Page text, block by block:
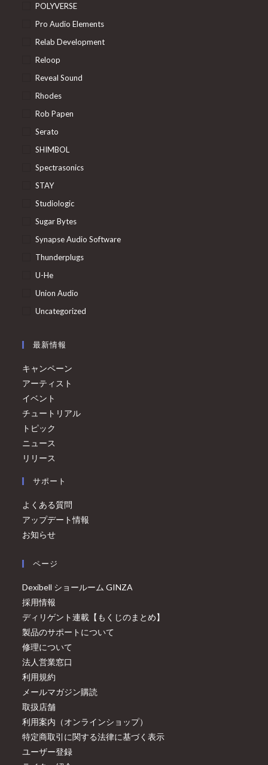
POLYVERSE
Pro Audio Elements
Relab Development
Reloop
Reveal Sound
Rhodes
Rob Papen
Serato
SHIMBOL
Spectrasonics
STAY
Studiologic
Sugar Bytes
Synapse Audio Software
Thunderplugs
U-He
Union Audio
Uncategorized
最新情報
キャンペーン
アーティスト
イベント
チュートリアル
トピック
ニュース
リリース
サポート
よくある質問
アップデート情報
お知らせ
ページ
Dexibell ショールーム GINZA
採用情報
ディリゲント連載【もくじのまとめ】
製品のサポートについて
修理について
法人営業窓口
利用規約
メールマガジン購読
取扱店舗
利用案内（オンラインショップ）
特定商取引に関する法律に基づく表示
ユーザー登録